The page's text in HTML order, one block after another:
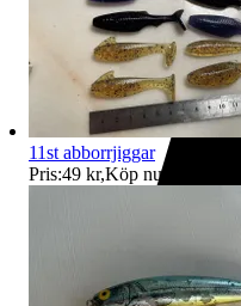
11st abborrjiggar
Pris:49 kr,Köp nu.